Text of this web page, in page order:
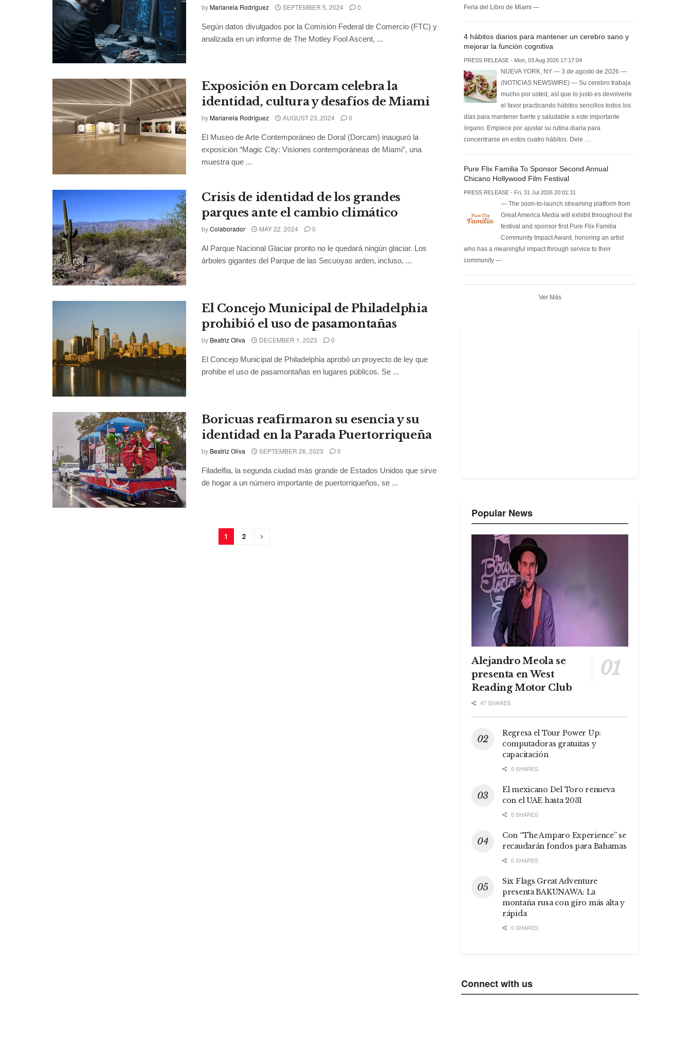
byMarianela Rodríguez SEPTEMBER 5, 2024 0
Según datos divulgados por la Comisión Federal de Comercio (FTC) y
analizada en un informe de The Motley Fool Ascent, ...
Exposición en Dorcam celebra la
identidad, cultura y desafíos de Miami
byMarianela Rodríguez AUGUST 23, 2024 0
El Museo de Arte Contemporáneo de Doral (Dorcam) inauguró la
exposición “Magic City: Visiones contemporáneas de Miami”, una
muestra que ...
Crisis de identidad de los grandes
parques ante el cambio climático
byColaborador MAY 22, 2024 0
Al Parque Nacional Glaciar pronto no le quedará ningún glaciar. Los
árboles gigantes del Parque de las Secuoyas arden, incluso, ...
El Concejo Municipal de Philadelphia
prohibió el uso de pasamontañas
by Beatriz Oliva DECEMBER 1, 2023 0
El Concejo Municipal de Philadelphia aprobó un proyecto de ley que
prohibe el uso de pasamontañas en lugares públicos. Se ...
Boricuas reafirmaron su esencia y su
identidad en la Parada Puertorriqueña
by Beatriz Oliva SEPTEMBER 26, 2023 0
Filadelfia, la segunda ciudad más grande de Estados Unidos que sirve
de hogar a un número importante de puertorriqueños, se ...
1 2
Feria del Libro de Miami —
4 hábitos diarios para mantener un cerebro sano y
mejorar la función cognitiva
PRESS RELEASE - Mon, 03 Aug 2026 17:17:04
NUEVA YORK, NY — 3 de agosto de 2026 —
(NOTICIAS NEWSWIRE) — Su cerebro trabaja
mucho por usted, así que lo justo es devolverle
el favor practicando hábitos sencillos todos los
días para mantener fuerte y saludable a este importante
órgano. Empiece por ajustar su rutina diaria para
concentrarse en estos cuatro hábitos. Dele …
Pure Flix Familia To Sponsor Second Annual
Chicano Hollywood Film Festival
PRESS RELEASE - Fri, 31 Jul 2026 20:01:31
— The soon-to-launch streaming platform from
Great America Media will exhibit throughout the
festival and sponsor first Pure Flix Familia
Community Impact Award, honoring an artist
who has a meaningful impact through service to their
community —
Ver Más
Popular News
Alejandro Meola se
presenta en West
Reading Motor Club
47 SHARES
Regresa el Tour Power Up:
computadoras gratuitas y
capacitación
0 SHARES
El mexicano Del Toro renueva
con el UAE hasta 2031
0 SHARES
Con “The Amparo Experience” se
recaudarán fondos para Bahamas
0 SHARES
Six Flags Great Adventure
presenta BAKUNAWA: La
montaña rusa con giro más alta y
rápida
0 SHARES
Connect with us